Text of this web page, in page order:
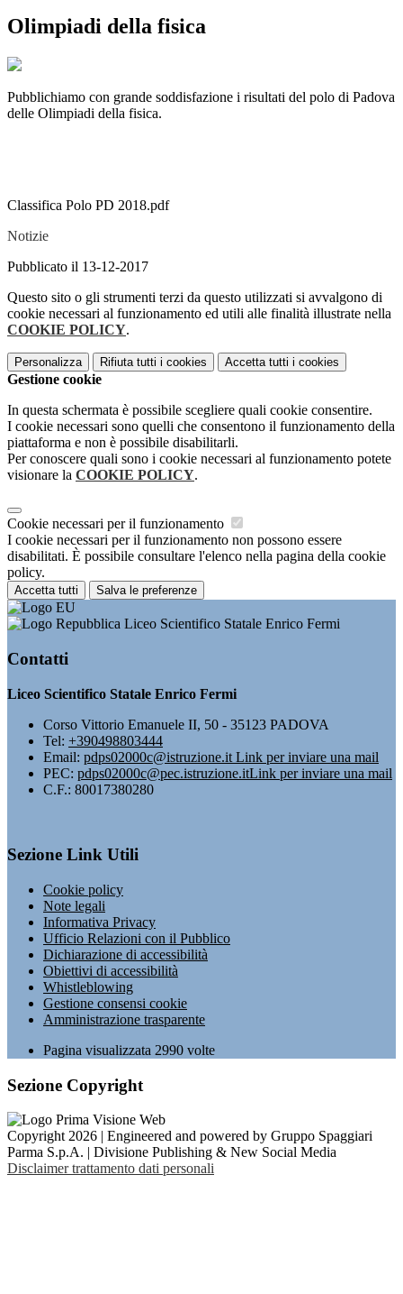
Olimpiadi della fisica
Pubblichiamo con grande soddisfazione i risultati del polo di Padova
delle Olimpiadi della fisica.
Classifica Polo PD 2018.pdf
Notizie
Pubblicato il 13-12-2017
Questo sito o gli strumenti terzi da questo utilizzati si avvalgono di
cookie necessari al funzionamento ed utili alle finalità illustrate nella
COOKIE POLICY.
Personalizza Rifiuta tutti i cookies Accetta tutti i cookies
Gestione cookie
In questa schermata è possibile scegliere quali cookie consentire.
I cookie necessari sono quelli che consentono il funzionamento della
piattaforma e non è possibile disabilitarli.
Per conoscere quali sono i cookie necessari al funzionamento potete
visionare la COOKIE POLICY.
Cookie necessari per il funzionamento
I cookie necessari per il funzionamento non possono essere
disabilitati. È possibile consultare l'elenco nella pagina della cookie
policy.
Accetta tutti Salva le preferenze
Liceo Scientifico Statale Enrico Fermi
Contatti
Liceo Scientifico Statale Enrico Fermi
Corso Vittorio Emanuele II, 50 - 35123 PADOVA
Tel: +390498803444
Email: pdps02000c@istruzione.it Link per inviare una mail
PEC: pdps02000c@pec.istruzione.itLink per inviare una mail
C.F.: 80017380280
Sezione Link Utili
Cookie policy
Note legali
Informativa Privacy
Ufficio Relazioni con il Pubblico
Dichiarazione di accessibilità
Obiettivi di accessibilità
Whistleblowing
Gestione consensi cookie
Amministrazione trasparente
Pagina visualizzata 2990 volte
Sezione Copyright
Copyright 2026 | Engineered and powered by Gruppo Spaggiari
Parma S.p.A. | Divisione Publishing & New Social Media
Disclaimer trattamento dati personali